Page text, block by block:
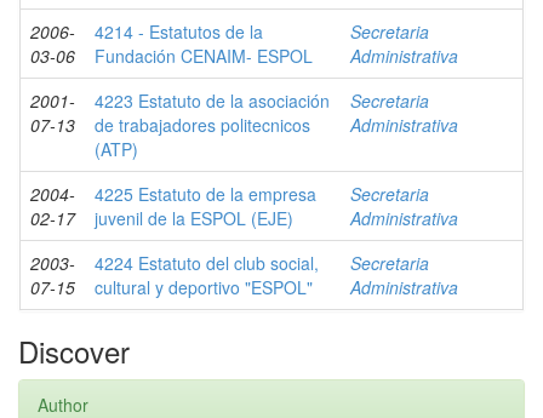
2006-
03-06
4214 - Estatutos de la
Fundación CENAIM- ESPOL
Secretaria
Administrativa
2001-
07-13
4223 Estatuto de la asociación
de trabajadores politecnicos
(ATP)
Secretaria
Administrativa
2004-
02-17
4225 Estatuto de la empresa
juvenil de la ESPOL (EJE)
Secretaria
Administrativa
2003-
07-15
4224 Estatuto del club social,
cultural y deportivo "ESPOL"
Secretaria
Administrativa
Discover
Author